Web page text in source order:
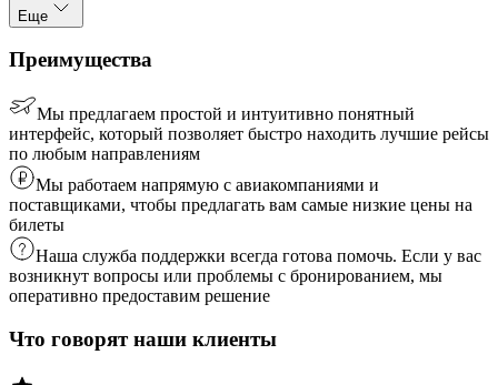
Еще
Преимущества
Мы предлагаем простой и интуитивно понятный
интерфейс, который позволяет быстро находить лучшие рейсы
по любым направлениям
Мы работаем напрямую с авиакомпаниями и
поставщиками, чтобы предлагать вам самые низкие цены на
билеты
Наша служба поддержки всегда готова помочь. Если у вас
возникнут вопросы или проблемы с бронированием, мы
оперативно предоставим решение
Что говорят наши клиенты